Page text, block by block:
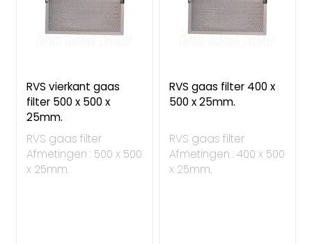
RVS vierkant gaas
filter 500 x 500 x
25mm.
RVS gaas filter
Afmetingen : 500 x 500
x 25mm.
RVS gaas filter 400 x
500 x 25mm.
RVS gaas filter
Afmetingen : 400 x 500
x 25mm.